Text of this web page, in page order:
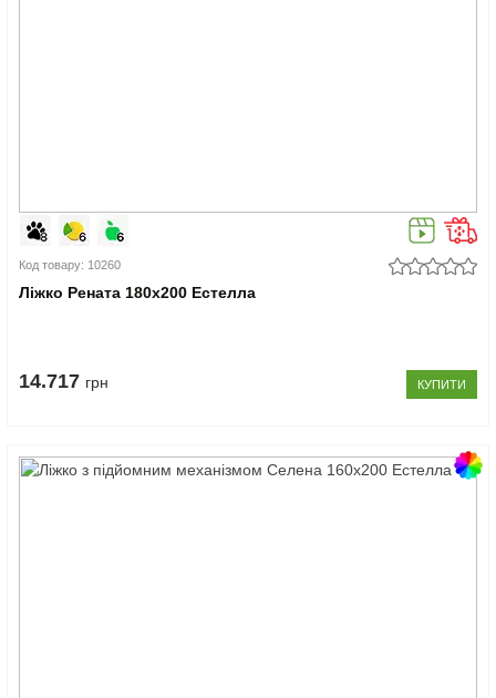
Код товару: 10260
Ліжко Рената 180x200 Естелла
14.717 грн КУПИТИ